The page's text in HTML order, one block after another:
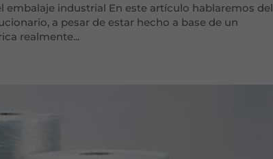
embalaje industrial En este artículo hablaremos del
a pesar de estar hecho a base de un
realmente...